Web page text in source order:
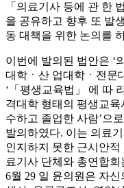
「의료기사 등에 관 한
을 공유하고 향후 또 발
동 대책을 위한 논의를
이번에 발의된 법안은 ‘
대학ㆍ산 업대학ㆍ전문
‘「평생교육법」 에 따
격대학 형태의 평생교육
수하고 졸업한 사람’으
발의하였다. 이는 의료
인지하지 못한 근시안
료기사 단체와 총연합회
6월 29 일 윤의원은 자